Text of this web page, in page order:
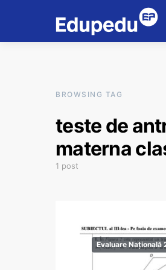
BROWSING TAG
teste de
materna
1 post
Evaluare Națională